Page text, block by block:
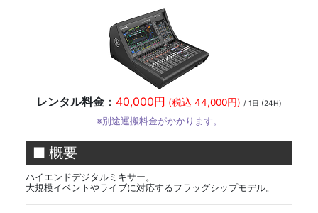
レンタル料金 ： 40,000円 (税込 44,000円) / 1日 (24H)
※別途運搬料金がかかります。
■ 概要
ハイエンドデジタルミキサー。
大規模イベントやライブに対応するフラッグシップモデル。